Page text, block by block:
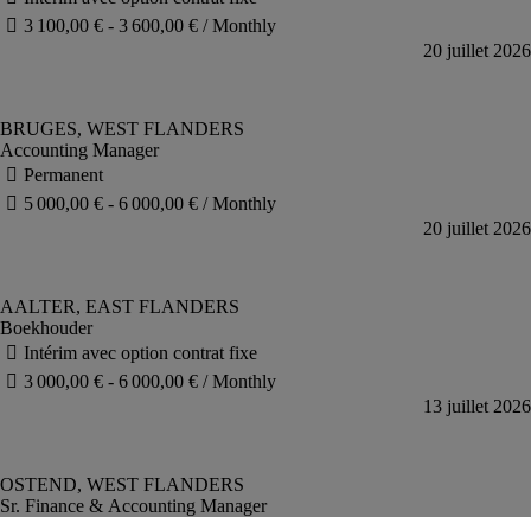
Accounting Manager
Boekhouder
Sr. Finance & Accounting Manager